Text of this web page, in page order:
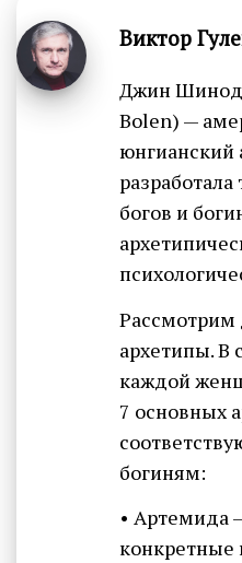
Виктор
Джин
Bolen) —
юнгианский
богов и
Рассмотрим
архетипы. В
каждой
7 основных
богиням:
• Артемида
конкретные